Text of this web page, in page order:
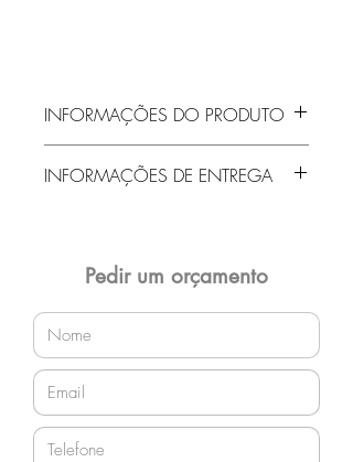
INFORMAÇÕES DO PRODUTO
INFORMAÇÕES DE ENTREGA
orçamento!Pedir um orçamento